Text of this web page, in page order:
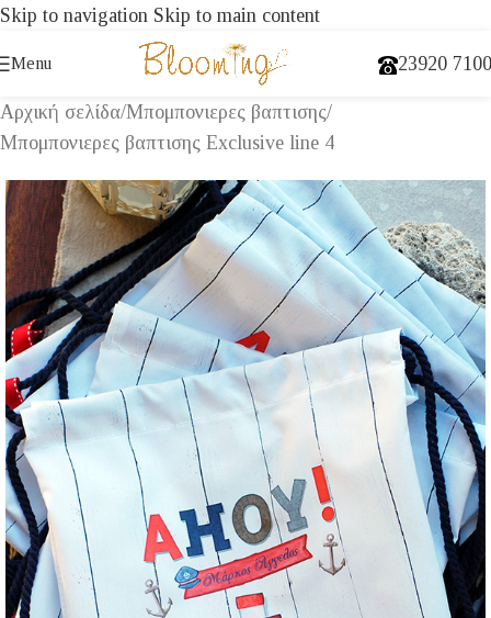
Skip to navigation Skip to main content
Menu 23920
Αρχική σελίδα/Μπομπονιερες βαπτισης/
Μπομπονιερες βαπτισης Exclusive line 4